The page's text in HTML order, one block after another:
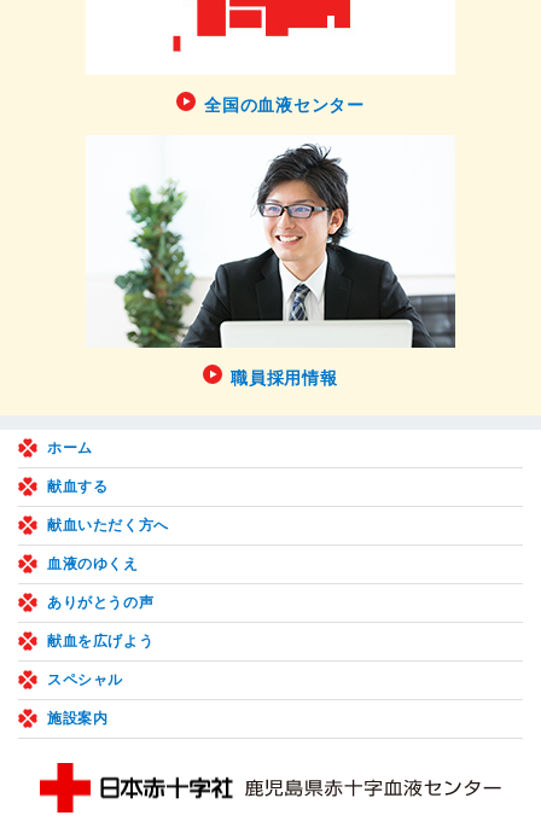
全国の血液センター
職員採用情報
ホーム
献血する
献血いただく方へ
血液のゆくえ
ありがとうの声
献血を広げよう
スペシャル
施設案内